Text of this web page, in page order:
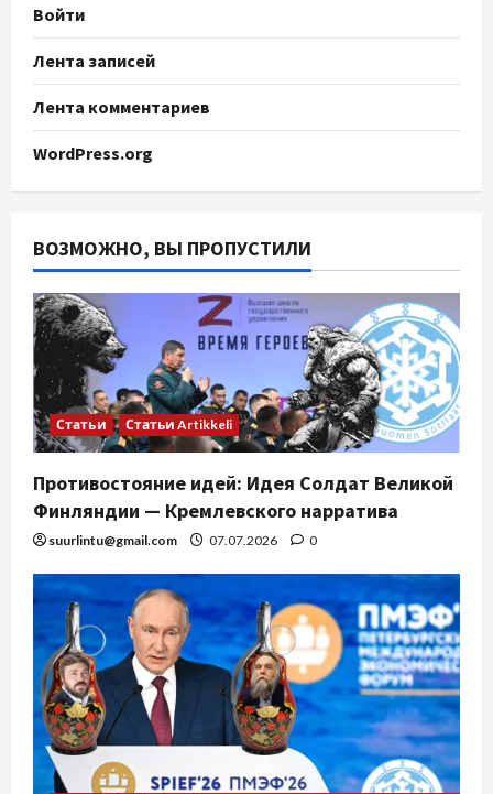
Войти
Лента записей
Лента комментариев
WordPress.org
ВОЗМОЖНО, ВЫ ПРОПУСТИЛИ
Статьи Статьи Artikkeli
Противостояние идей: Идея Солдат Великой
Финляндии — Кремлевского нарратива
suurlintu@gmail.com 07.07.2026 0